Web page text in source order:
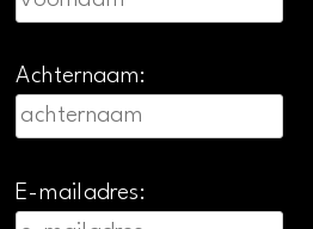
Achternaam:
E-mailadres: